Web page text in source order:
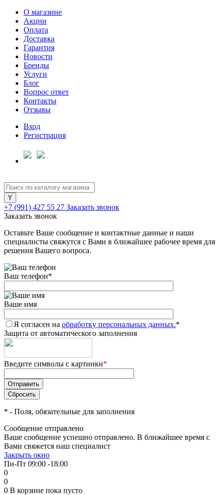
О магазине
Акции
Оплата
Доставка
Гарантия
Новости
Бренды
Услуги
Блог
Вопрос ответ
Контакты
Отзывы
Вход
Регистрация
+7 (991) 427 55 27 Заказать звонок
Заказать звонок
Оставьте Ваше сообщение и контактные данные и наши
специалисты свяжутся с Вами в ближайшее рабочее время для
решения Вашего вопроса.
Ваш телефон*
Ваше имя
Я согласен на обработку персональных данных.*
Защита от автоматического заполнения
Введите символы с картинки*
* - Поля, обязательные для заполнения
Сообщение отправлено
Ваше сообщение успешно отправлено. В ближайшее время с
Вами свяжется наш специалист
Закрыть окно
Пн-Пт 09:00 -18:00
0
0
0 В корзине пока пусто
Для клиентов всех банков
Разбейте
оплатуна части
без переплат
График платежей
Сегодня
25%
Добавляйте товары
в корзину
Оплачивайте сегодня только
25% картой любого банка
Получайте товар
выбранный способом
Оставшиеся75% будут
списыватьсяс вашей карты
по
Подробнее
об оплате Плайтом